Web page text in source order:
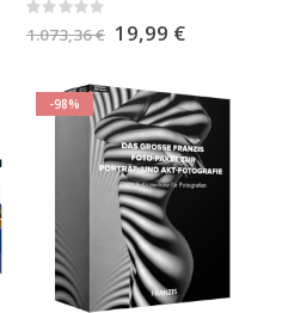
Rating:
0%
1.073,36 € Special
Price
19,99 €
-98%